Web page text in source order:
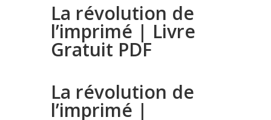
La révolution de
l’imprimé | Livre
Gratuit PDF
La révolution de
l’imprimé |